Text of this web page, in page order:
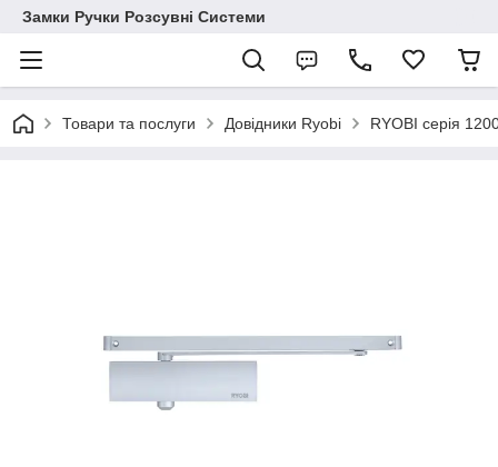
Замки Ручки Розсувні Системи
Товари та послуги Довідники Ryobi RYOBI серія